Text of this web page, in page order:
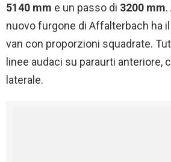
5140 mm e un passo di 3200 mm
nuovo furgone di Affalterbach ha
van con proporzioni squadrate.
linee audaci su paraurti anteriore,
laterale.